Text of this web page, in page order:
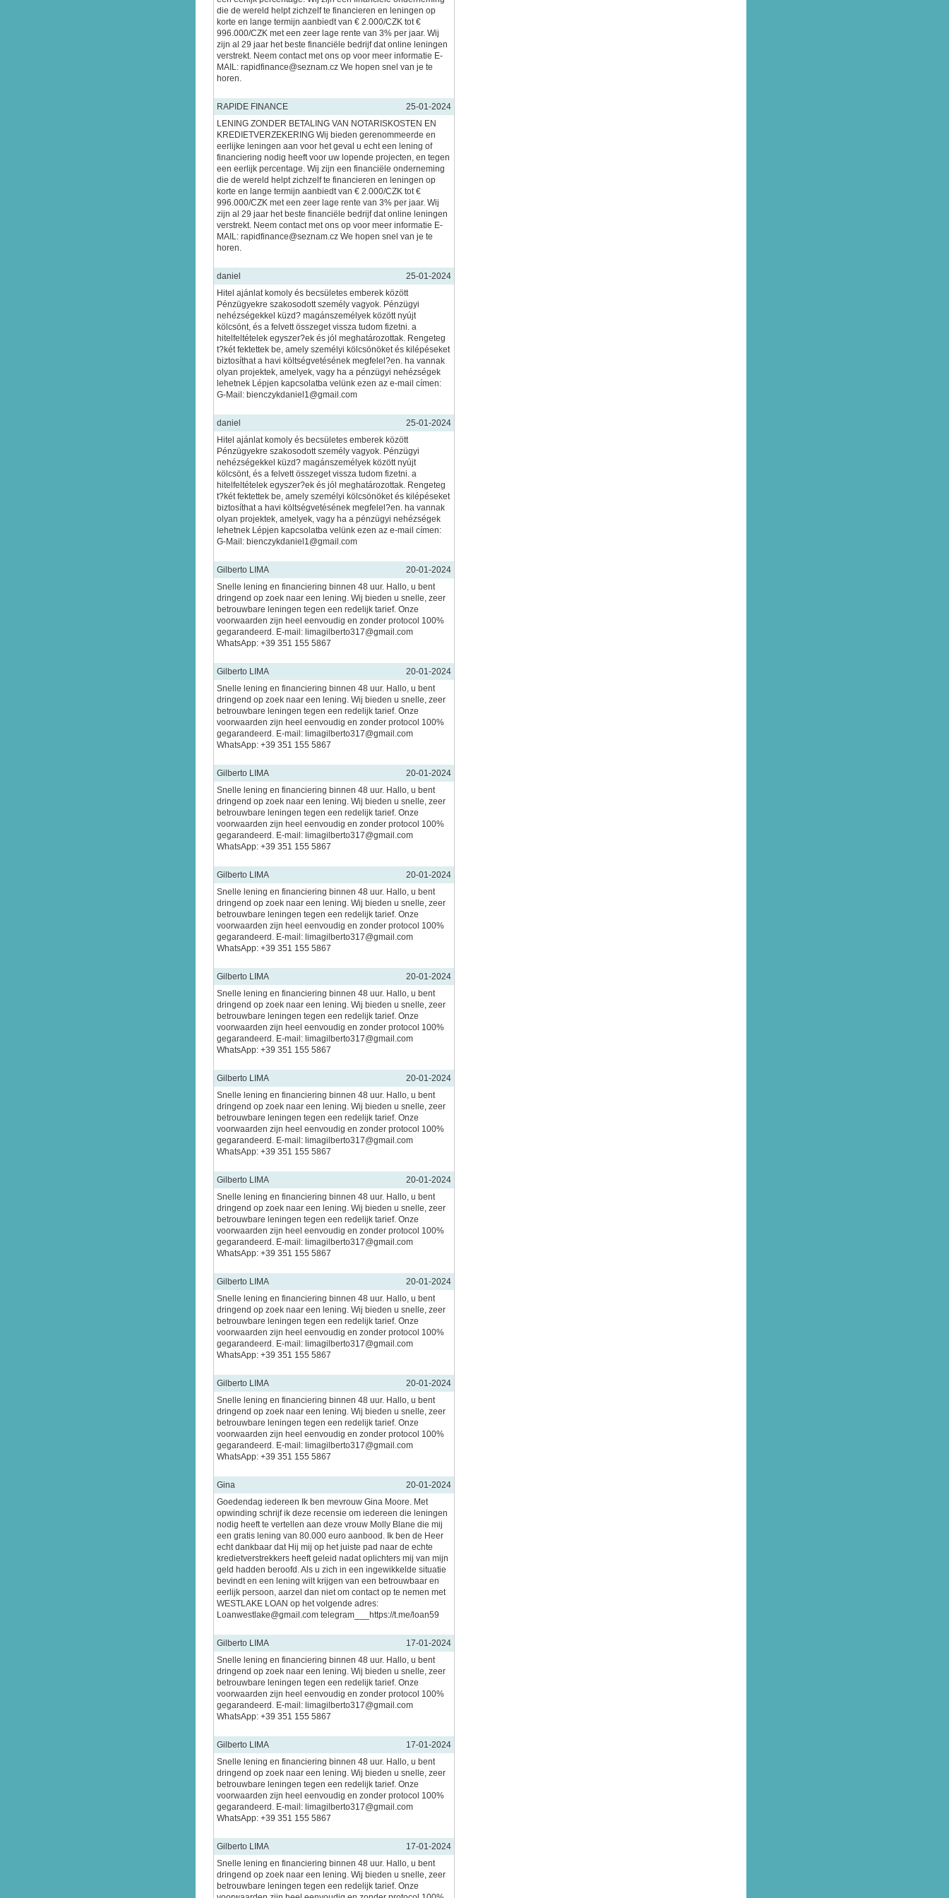
die de wereld helpt zichzelf te financieren en leningen op
korte en lange termijn aanbiedt van € 2.000/CZK tot €
996.000/CZK met een zeer lage rente van 3% per jaar. Wij
zijn al 29 jaar het beste financiële bedrijf dat online leningen
verstrekt. Neem contact met ons op voor meer informatie E-
MAIL: rapidfinance@seznam.cz We hopen snel van je te
horen.
RAPIDE FINANCE
25-01-2024
LENING ZONDER BETALING VAN NOTARISKOSTEN EN
KREDIETVERZEKERING Wij bieden gerenommeerde en
eerlijke leningen aan voor het geval u echt een lening of
financiering nodig heeft voor uw lopende projecten, en tegen
een eerlijk percentage. Wij zijn een financiële onderneming
die de wereld helpt zichzelf te financieren en leningen op
korte en lange termijn aanbiedt van € 2.000/CZK tot €
996.000/CZK met een zeer lage rente van 3% per jaar. Wij
zijn al 29 jaar het beste financiële bedrijf dat online leningen
verstrekt. Neem contact met ons op voor meer informatie E-
MAIL: rapidfinance@seznam.cz We hopen snel van je te
horen.
daniel
25-01-2024
Hitel ajánlat komoly és becsületes emberek között
Pénzügyekre szakosodott személy vagyok. Pénzügyi
nehézségekkel küzd? magánszemélyek között nyújt
kölcsönt, és a felvett összeget vissza tudom fizetni. a
hitelfeltételek egyszer?ek és jól meghatározottak. Rengeteg
t?két fektettek be, amely személyi kölcsönöket és kilépéseket
biztosíthat a havi költségvetésének megfelel?en. ha vannak
olyan projektek, amelyek, vagy ha a pénzügyi nehézségek
lehetnek Lépjen kapcsolatba velünk ezen az e-mail címen:
G-Mail: bienczykdaniel1@gmail.com
daniel
25-01-2024
Hitel ajánlat komoly és becsületes emberek között
Pénzügyekre szakosodott személy vagyok. Pénzügyi
nehézségekkel küzd? magánszemélyek között nyújt
kölcsönt, és a felvett összeget vissza tudom fizetni. a
hitelfeltételek egyszer?ek és jól meghatározottak. Rengeteg
t?két fektettek be, amely személyi kölcsönöket és kilépéseket
biztosíthat a havi költségvetésének megfelel?en. ha vannak
olyan projektek, amelyek, vagy ha a pénzügyi nehézségek
lehetnek Lépjen kapcsolatba velünk ezen az e-mail címen:
G-Mail: bienczykdaniel1@gmail.com
Gilberto LIMA
20-01-2024
Snelle lening en financiering binnen 48 uur. Hallo, u bent
dringend op zoek naar een lening. Wij bieden u snelle, zeer
betrouwbare leningen tegen een redelijk tarief. Onze
voorwaarden zijn heel eenvoudig en zonder protocol 100%
gegarandeerd. E-mail: limagilberto317@gmail.com
WhatsApp: +39 351 155 5867
Gilberto LIMA
20-01-2024
Snelle lening en financiering binnen 48 uur. Hallo, u bent
dringend op zoek naar een lening. Wij bieden u snelle, zeer
betrouwbare leningen tegen een redelijk tarief. Onze
voorwaarden zijn heel eenvoudig en zonder protocol 100%
gegarandeerd. E-mail: limagilberto317@gmail.com
WhatsApp: +39 351 155 5867
Gilberto LIMA
20-01-2024
Snelle lening en financiering binnen 48 uur. Hallo, u bent
dringend op zoek naar een lening. Wij bieden u snelle, zeer
betrouwbare leningen tegen een redelijk tarief. Onze
voorwaarden zijn heel eenvoudig en zonder protocol 100%
gegarandeerd. E-mail: limagilberto317@gmail.com
WhatsApp: +39 351 155 5867
Gilberto LIMA
20-01-2024
Snelle lening en financiering binnen 48 uur. Hallo, u bent
dringend op zoek naar een lening. Wij bieden u snelle, zeer
betrouwbare leningen tegen een redelijk tarief. Onze
voorwaarden zijn heel eenvoudig en zonder protocol 100%
gegarandeerd. E-mail: limagilberto317@gmail.com
WhatsApp: +39 351 155 5867
Gilberto LIMA
20-01-2024
Snelle lening en financiering binnen 48 uur. Hallo, u bent
dringend op zoek naar een lening. Wij bieden u snelle, zeer
betrouwbare leningen tegen een redelijk tarief. Onze
voorwaarden zijn heel eenvoudig en zonder protocol 100%
gegarandeerd. E-mail: limagilberto317@gmail.com
WhatsApp: +39 351 155 5867
Gilberto LIMA
20-01-2024
Snelle lening en financiering binnen 48 uur. Hallo, u bent
dringend op zoek naar een lening. Wij bieden u snelle, zeer
betrouwbare leningen tegen een redelijk tarief. Onze
voorwaarden zijn heel eenvoudig en zonder protocol 100%
gegarandeerd. E-mail: limagilberto317@gmail.com
WhatsApp: +39 351 155 5867
Gilberto LIMA
20-01-2024
Snelle lening en financiering binnen 48 uur. Hallo, u bent
dringend op zoek naar een lening. Wij bieden u snelle, zeer
betrouwbare leningen tegen een redelijk tarief. Onze
voorwaarden zijn heel eenvoudig en zonder protocol 100%
gegarandeerd. E-mail: limagilberto317@gmail.com
WhatsApp: +39 351 155 5867
Gilberto LIMA
20-01-2024
Snelle lening en financiering binnen 48 uur. Hallo, u bent
dringend op zoek naar een lening. Wij bieden u snelle, zeer
betrouwbare leningen tegen een redelijk tarief. Onze
voorwaarden zijn heel eenvoudig en zonder protocol 100%
gegarandeerd. E-mail: limagilberto317@gmail.com
WhatsApp: +39 351 155 5867
Gilberto LIMA
20-01-2024
Snelle lening en financiering binnen 48 uur. Hallo, u bent
dringend op zoek naar een lening. Wij bieden u snelle, zeer
betrouwbare leningen tegen een redelijk tarief. Onze
voorwaarden zijn heel eenvoudig en zonder protocol 100%
gegarandeerd. E-mail: limagilberto317@gmail.com
WhatsApp: +39 351 155 5867
Gina
20-01-2024
Goedendag iedereen Ik ben mevrouw Gina Moore. Met
opwinding schrijf ik deze recensie om iedereen die leningen
nodig heeft te vertellen aan deze vrouw Molly Blane die mij
een gratis lening van 80.000 euro aanbood. Ik ben de Heer
echt dankbaar dat Hij mij op het juiste pad naar de echte
kredietverstrekkers heeft geleid nadat oplichters mij van mijn
geld hadden beroofd. Als u zich in een ingewikkelde situatie
bevindt en een lening wilt krijgen van een betrouwbaar en
eerlijk persoon, aarzel dan niet om contact op te nemen met
WESTLAKE LOAN op het volgende adres:
Loanwestlake@gmail.com telegram___https://t.me/loan59
Gilberto LIMA
17-01-2024
Snelle lening en financiering binnen 48 uur. Hallo, u bent
dringend op zoek naar een lening. Wij bieden u snelle, zeer
betrouwbare leningen tegen een redelijk tarief. Onze
voorwaarden zijn heel eenvoudig en zonder protocol 100%
gegarandeerd. E-mail: limagilberto317@gmail.com
WhatsApp: +39 351 155 5867
Gilberto LIMA
17-01-2024
Snelle lening en financiering binnen 48 uur. Hallo, u bent
dringend op zoek naar een lening. Wij bieden u snelle, zeer
betrouwbare leningen tegen een redelijk tarief. Onze
voorwaarden zijn heel eenvoudig en zonder protocol 100%
gegarandeerd. E-mail: limagilberto317@gmail.com
WhatsApp: +39 351 155 5867
Gilberto LIMA
17-01-2024
Snelle lening en financiering binnen 48 uur. Hallo, u bent
dringend op zoek naar een lening. Wij bieden u snelle, zeer
betrouwbare leningen tegen een redelijk tarief. Onze